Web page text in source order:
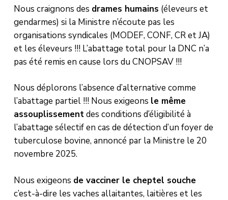
Nous craignons des drames humains (éleveurs et
gendarmes) si la Ministre n’écoute pas les
organisations syndicales (MODEF, CONF, CR et JA)
et les éleveurs !!! L’abattage total pour la DNC n’a
pas été remis en cause lors du CNOPSAV !!!
Nous déplorons l’absence d’alternative comme
l’abattage partiel !!! Nous exigeons le même
assouplissementdes conditions d’éligibilité à
l’abattage sélectif en cas de détection d’un foyer de
tuberculose bovine, annoncé par la Ministre le 20
novembre 2025.
Nous exigeons de vacciner le cheptel souche
c’est-à-dire les vaches allaitantes, laitières et les